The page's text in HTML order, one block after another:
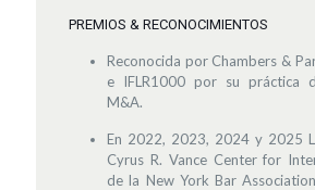
PREMIOS & RECONOCIMIENTOS
Reconocida por Chambers &
e IFLR1000 por su práctica
M&A.
En 2022, 2023, 2024 y 2025
Cyrus R. Vance Center for
de la New York Bar